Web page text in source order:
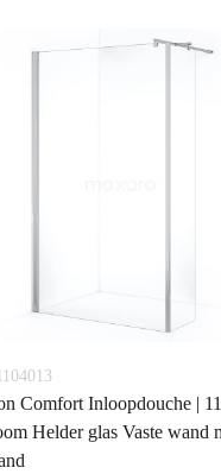
Comfort Inloopdouche |
Helder glas Vaste wand